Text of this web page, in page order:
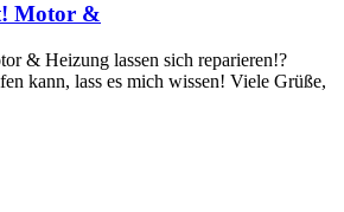
Motor &
& Heizung lassen sich reparieren!?
kann, lass es mich wissen! Viele Grüße,